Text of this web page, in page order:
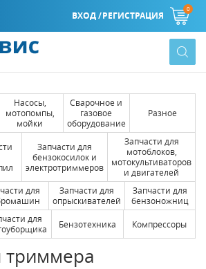
ВХОД /РЕГИСТРАЦИЯ
0
Насосы,
мотопомпы,
мойки
Сварочное и
газовое
оборудование
Разное
Запчасти для
бензокосилок и
электротриммеров
Запчасти для
мотоблоков,
мотокультиваторов
и двигателей
для
Запчасти для
опрыскивателей
Запчасти для
бензоножниц
для
Бензотехника Компрессоры
триммера